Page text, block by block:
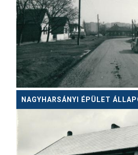
NAGYHARSÁNYI ÉPÜLET